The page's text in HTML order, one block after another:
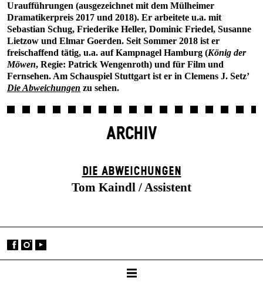
Uraufführungen (ausgezeichnet mit dem Mülheimer
Dramatikerpreis 2017 und 2018). Er arbeitete u.a. mit
Sebastian Schug, Friederike Heller, Dominic Friedel, Susanne
Lietzow und Elmar Goerden. Seit Sommer 2018 ist er
freischaffend tätig, u.a. auf Kampnagel Hamburg (König der
Möwen, Regie: Patrick Wengenroth) und für Film und
Fernsehen. Am Schauspiel Stuttgart ist er in Clemens J. Setz’
Die Abweichungen zu sehen.
ARCHIV
DIE ABWEICHUNGEN
Tom Kaindl / Assistent